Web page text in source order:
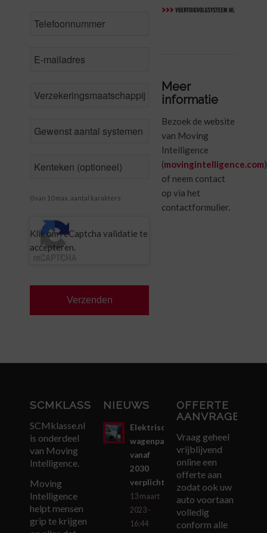
CompanyName
of
plate
0 van 10 max. aantal karakters
CAPTCHA
Klik om reCaptcha validatie te
accepteren.
Meer
informatie
Bezoek de website
van Moving
Intelligence
(movingintelligence.com)
of neem contact
op via het
contactformulier.
SCMKLASSE.NL
SCMklasse.nl
is onderdeel
van Moving
Intelligence.
Moving
Intelligence
helpt mensen
grip te krijgen
NIEUWS
Elektrisch
wagenpark
vanaf
2030
verplicht
13 maart
2023 -
16:44
OFFERTE
AANVRAGEN
Vraag geheel
vrijblijvend
online een
offerte aan
zodat ook uw
auto voortaan
volledig
conform alle